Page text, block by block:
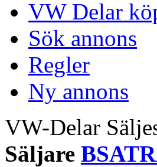
VW Delar
Sök annons
Regler
Ny annons
VW-Delar
Säljare